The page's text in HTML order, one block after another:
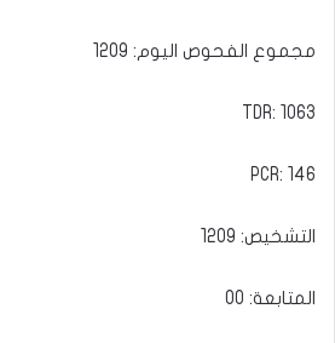
مجموع الفحوص اليوم: 1209
TDR: 1063
PCR: 146
التشخيص: 1209
المتابعة: 00